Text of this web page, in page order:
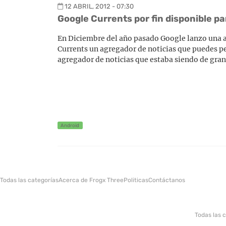
12 ABRIL, 2012 - 07:30
Google Currents por fin disponible
En Diciembre del año pasado Google lanzo
Currents un agregador de noticias que puedes
agregador de noticias que estaba siendo de
Android
Todas las categoríasAcerca de Frogx ThreePoliticasContáctanos
Todas las